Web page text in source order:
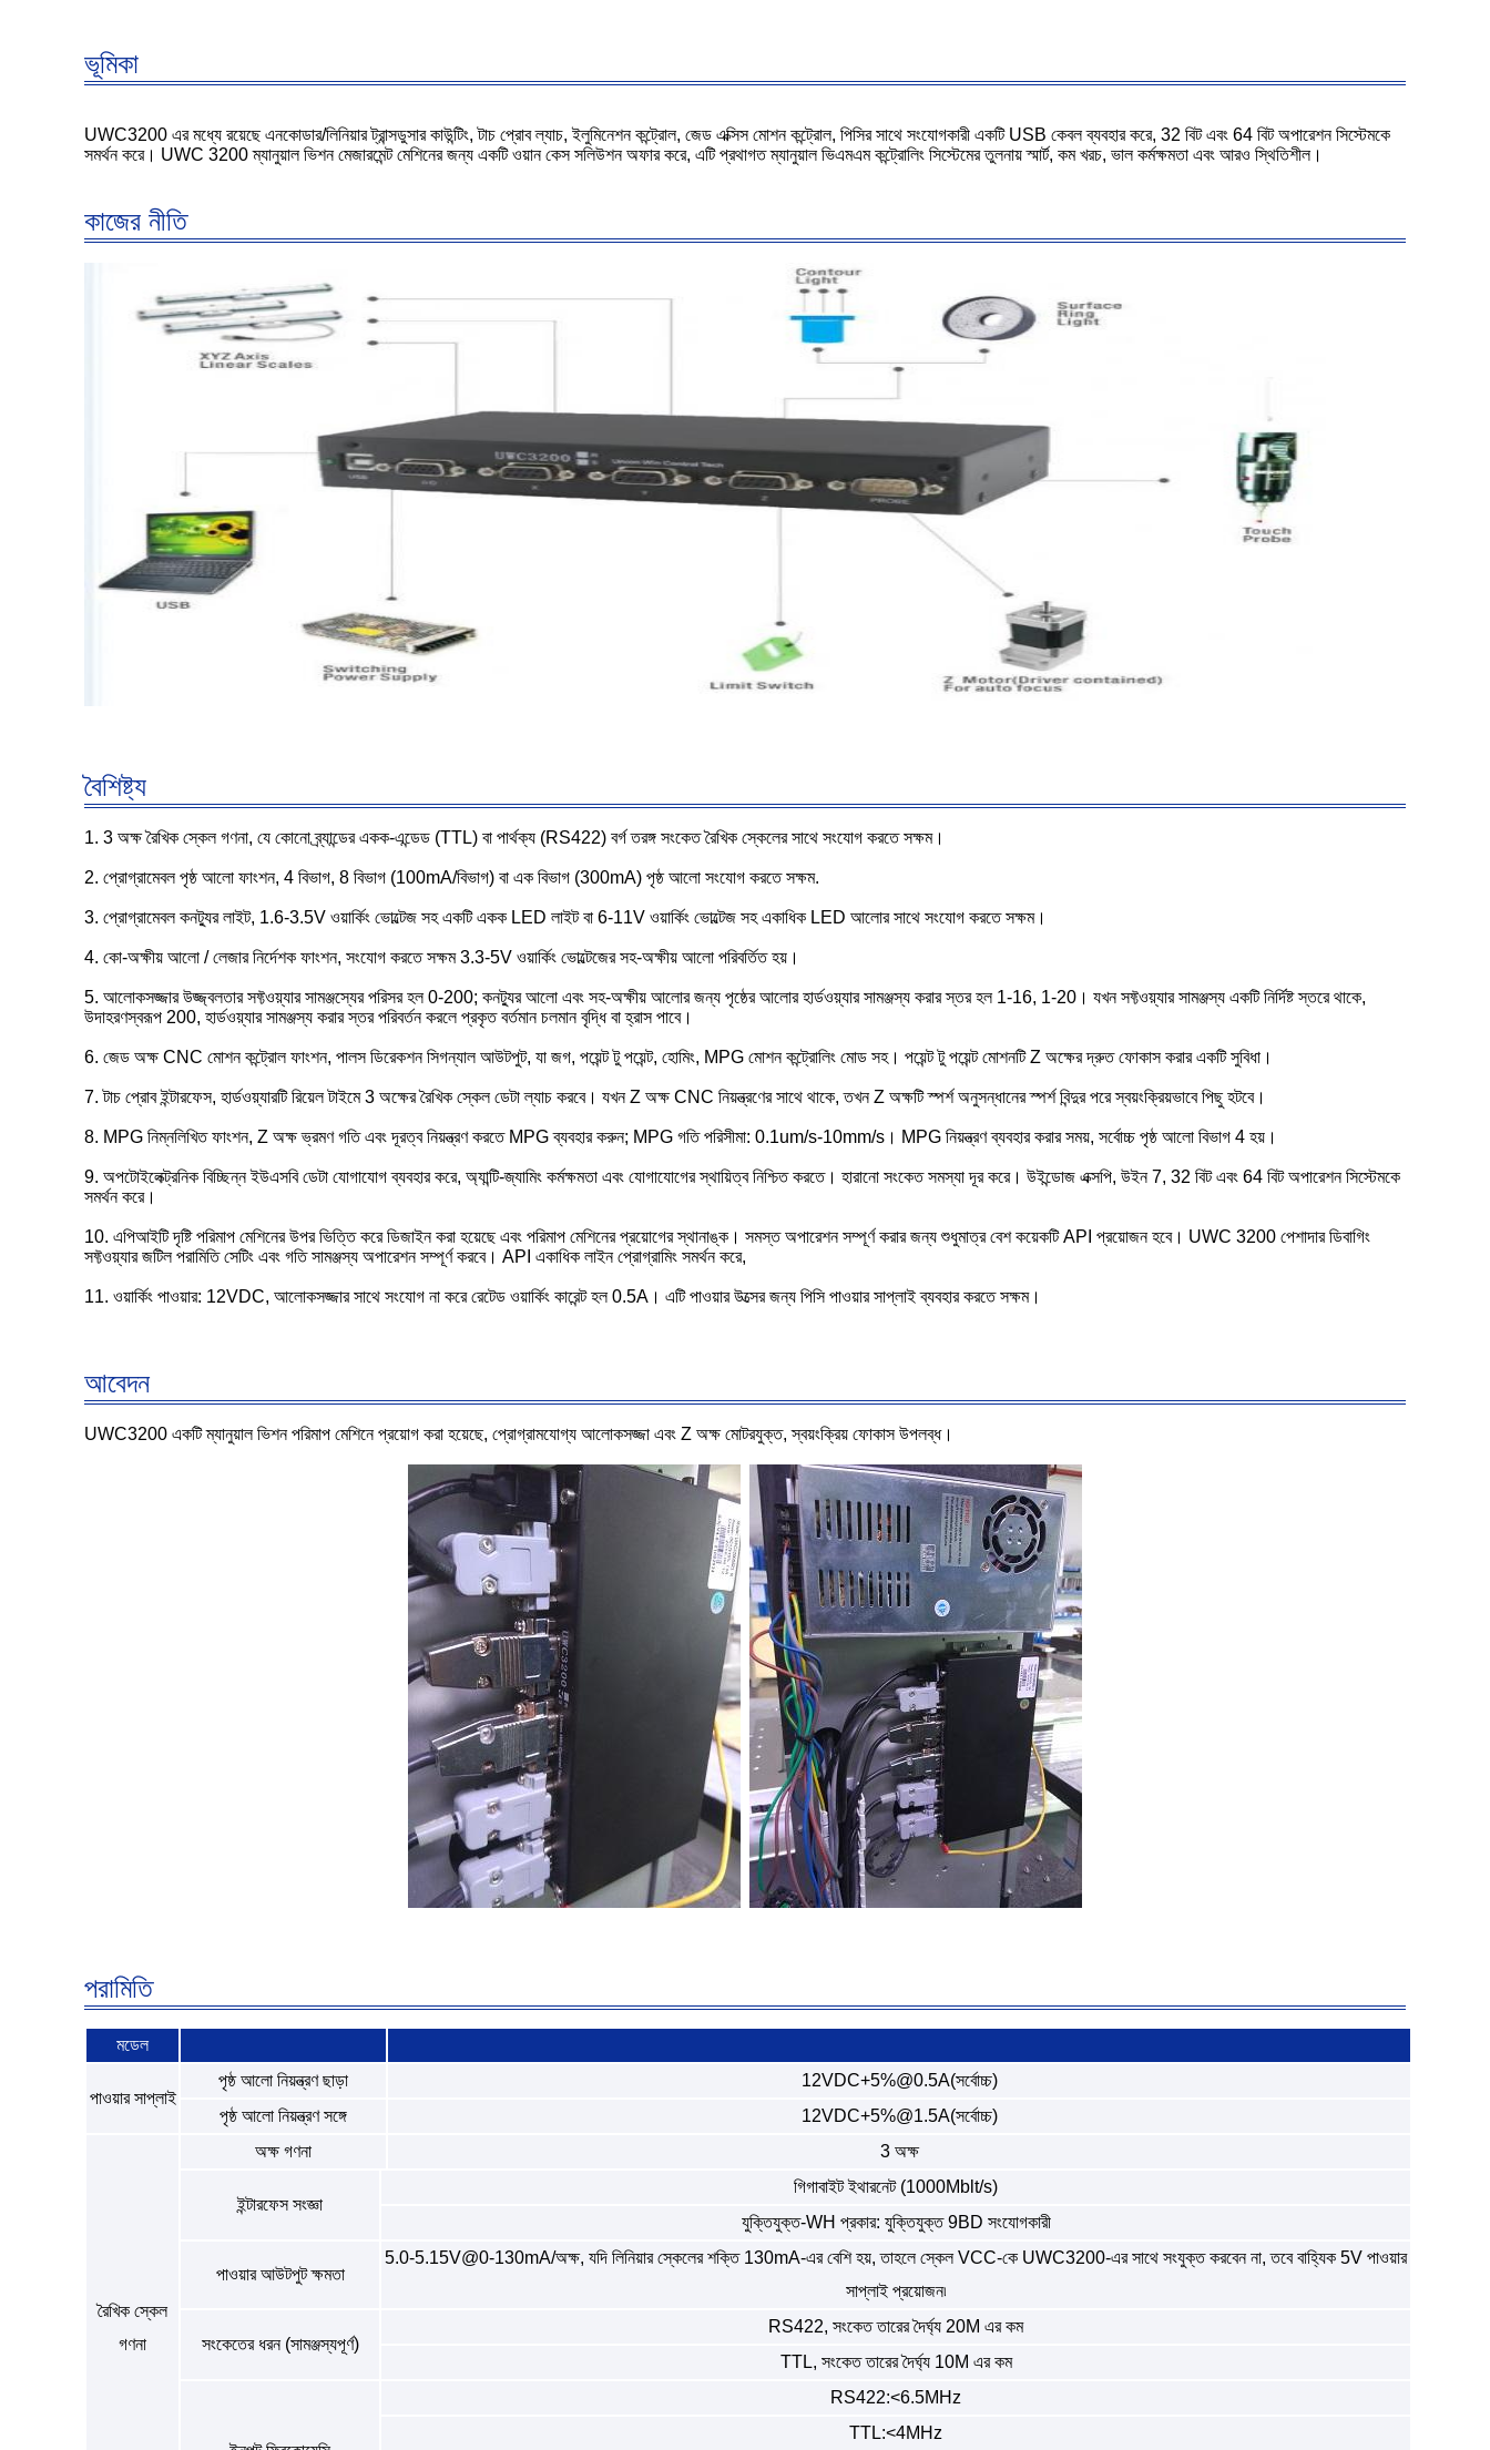
ভূমিকা
UWC3200 এর মধ্যে রয়েছে এনকোডার/লিনিয়ার ট্রান্সডুসার কাউন্টিং, টাচ প্রোব ল্যাচ, ইলুমিনেশন কন্ট্রোল, জেড এক্সিস মোশন কন্ট্রোল, পিসির সাথে সংযোগকারী একটি USB কেবল ব্যবহার করে, 32 বিট এবং 64 বিট অপারেশন সিস্টেমকে
সমর্থন করে। UWC 3200 ম্যানুয়াল ভিশন মেজারমেন্ট মেশিনের জন্য একটি ওয়ান কেস সলিউশন অফার করে, এটি প্রথাগত ম্যানুয়াল ভিএমএম কন্ট্রোলিং সিস্টেমের তুলনায় স্মার্ট, কম খরচ, ভাল কর্মক্ষমতা এবং আরও স্থিতিশীল।
কাজের নীতি
বৈশিষ্ট্য
1. 3 অক্ষ রৈখিক স্কেল গণনা, যে কোনো ব্র্যান্ডের একক-এন্ডেড (TTL) বা পার্থক্য (RS422) বর্গ তরঙ্গ সংকেত রৈখিক স্কেলের সাথে সংযোগ করতে সক্ষম।
2. প্রোগ্রামেবল পৃষ্ঠ আলো ফাংশন, 4 বিভাগ, 8 বিভাগ (100mA/বিভাগ) বা এক বিভাগ (300mA) পৃষ্ঠ আলো সংযোগ করতে সক্ষম.
3. প্রোগ্রামেবল কনট্যুর লাইট, 1.6-3.5V ওয়ার্কিং ভোল্টেজ সহ একটি একক LED লাইট বা 6-11V ওয়ার্কিং ভোল্টেজ সহ একাধিক LED আলোর সাথে সংযোগ করতে সক্ষম।
4. কো-অক্ষীয় আলো / লেজার নির্দেশক ফাংশন, সংযোগ করতে সক্ষম 3.3-5V ওয়ার্কিং ভোল্টেজের সহ-অক্ষীয় আলো পরিবর্তিত হয়।
5. আলোকসজ্জার উজ্জ্বলতার সফ্টওয়্যার সামঞ্জস্যের পরিসর হল 0-200; কনট্যুর আলো এবং সহ-অক্ষীয় আলোর জন্য পৃষ্ঠের আলোর হার্ডওয়্যার সামঞ্জস্য করার স্তর হল 1-16, 1-20। যখন সফ্টওয়্যার সামঞ্জস্য একটি নির্দিষ্ট স্তরে থাকে,
উদাহরণস্বরূপ 200, হার্ডওয়্যার সামঞ্জস্য করার স্তর পরিবর্তন করলে প্রকৃত বর্তমান চলমান বৃদ্ধি বা হ্রাস পাবে।
6. জেড অক্ষ CNC মোশন কন্ট্রোল ফাংশন, পালস ডিরেকশন সিগন্যাল আউটপুট, যা জগ, পয়েন্ট টু পয়েন্ট, হোমিং, MPG মোশন কন্ট্রোলিং মোড সহ। পয়েন্ট টু পয়েন্ট মোশনটি Z অক্ষের দ্রুত ফোকাস করার একটি সুবিধা।
7. টাচ প্রোব ইন্টারফেস, হার্ডওয়্যারটি রিয়েল টাইমে 3 অক্ষের রৈখিক স্কেল ডেটা ল্যাচ করবে। যখন Z অক্ষ CNC নিয়ন্ত্রণের সাথে থাকে, তখন Z অক্ষটি স্পর্শ অনুসন্ধানের স্পর্শ বিন্দুর পরে স্বয়ংক্রিয়ভাবে পিছু হটবে।
8. MPG নিম্নলিখিত ফাংশন, Z অক্ষ ভ্রমণ গতি এবং দূরত্ব নিয়ন্ত্রণ করতে MPG ব্যবহার করুন; MPG গতি পরিসীমা: 0.1um/s-10mm/s। MPG নিয়ন্ত্রণ ব্যবহার করার সময়, সর্বোচ্চ পৃষ্ঠ আলো বিভাগ 4 হয়।
9. অপটোইলেক্ট্রনিক বিচ্ছিন্ন ইউএসবি ডেটা যোগাযোগ ব্যবহার করে, অ্যান্টি-জ্যামিং কর্মক্ষমতা এবং যোগাযোগের স্থায়িত্ব নিশ্চিত করতে। হারানো সংকেত সমস্যা দূর করে। উইন্ডোজ এক্সপি, উইন 7, 32 বিট এবং 64 বিট অপারেশন সিস্টেমকে
সমর্থন করে।
10. এপিআইটি দৃষ্টি পরিমাপ মেশিনের উপর ভিত্তি করে ডিজাইন করা হয়েছে এবং পরিমাপ মেশিনের প্রয়োগের স্থানাঙ্ক। সমস্ত অপারেশন সম্পূর্ণ করার জন্য শুধুমাত্র বেশ কয়েকটি API প্রয়োজন হবে। UWC 3200 পেশাদার ডিবাগিং
সফ্টওয়্যার জটিল পরামিতি সেটিং এবং গতি সামঞ্জস্য অপারেশন সম্পূর্ণ করবে। API একাধিক লাইন প্রোগ্রামিং সমর্থন করে,
11. ওয়ার্কিং পাওয়ার: 12VDC, আলোকসজ্জার সাথে সংযোগ না করে রেটেড ওয়ার্কিং কারেন্ট হল 0.5A। এটি পাওয়ার উত্সের জন্য পিসি পাওয়ার সাপ্লাই ব্যবহার করতে সক্ষম।
আবেদন
UWC3200 একটি ম্যানুয়াল ভিশন পরিমাপ মেশিনে প্রয়োগ করা হয়েছে, প্রোগ্রামযোগ্য আলোকসজ্জা এবং Z অক্ষ মোটরযুক্ত, স্বয়ংক্রিয় ফোকাস উপলব্ধ।
পরামিতি
মডেল
পাওয়ার সাপ্লাই
পৃষ্ঠ আলো নিয়ন্ত্রণ ছাড়া
12VDC+5%@0.5A(সর্বোচ্চ)
পৃষ্ঠ আলো নিয়ন্ত্রণ সঙ্গে
12VDC+5%@1.5A(সর্বোচ্চ)
রৈখিক স্কেল
গণনা
অক্ষ গণনা 3 অক্ষ
ইন্টারফেস সংজ্ঞা
গিগাবাইট ইথারনেট (1000Mblt/s)
যুক্তিযুক্ত-WH প্রকার: যুক্তিযুক্ত 9BD সংযোগকারী
পাওয়ার আউটপুট ক্ষমতা
5.0-5.15V@0-130mA/অক্ষ, যদি লিনিয়ার স্কেলের শক্তি 130mA-এর বেশি হয়, তাহলে স্কেল VCC-কে UWC3200-এর সাথে সংযুক্ত করবেন না, তবে বাহ্যিক 5V পাওয়ার
সাপ্লাই প্রয়োজন৷
সংকেতের ধরন (সামঞ্জস্যপূর্ণ)
RS422, সংকেত তারের দৈর্ঘ্য 20M এর কম
TTL, সংকেত তারের দৈর্ঘ্য 10M এর কম
RS422:<6.5MHz
TTL:<4MHz